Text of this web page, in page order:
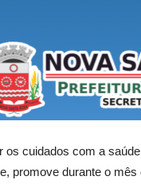
os cuidados com a
promove durante o